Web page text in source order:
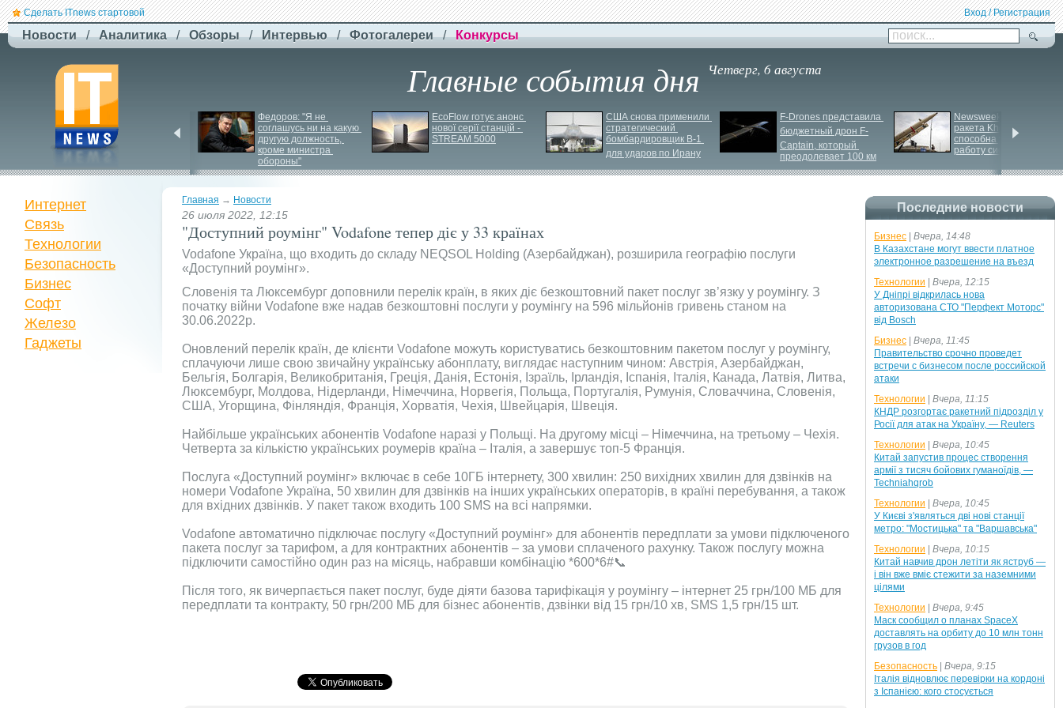
Сделать ITnews стартовой Вход / Регистрация
Новости / Аналитика / Обзоры / Интервью / Фотогалереи / Конкурсы поиск...
Главные события дня Четверг, 6 августа
платною через високі
витрати на роботу ІІ
Федоров: "Я не
соглашусь ни на какую
другую должность,
кроме министра
обороны"
EcoFlow готує анонс
нової серії станцій -
STREAM 5000
США снова применили
стратегический
бомбардировщик B-1
для ударов по Ирану
F-Drones представила
бюджетный дрон F-
Сaptain, который
преодолевает 100 км
Newsweek: Иранская
ракета Kheibar Shekan
способна усложнить
работу систем ПРО
Главная → Новости
26 июля 2022, 12:15
"Доступний роумінг" Vodafone тепер діє у 33 країнах
Vodafone Україна, що входить до складу NEQSOL Holding (Азербайджан), розширила географію послуги
«Доступний роумінг».
Словенія та Люксембург доповнили перелік країн, в яких діє безкоштовний пакет послуг зв’язку у роумінгу. З
початку війни Vodafone вже надав безкоштовні послуги у роумінгу на 596 мільйонів гривень станом на
30.06.2022р.
Оновлений перелік країн, де клієнти Vodafone можуть користуватись безкоштовним пакетом послуг у роумінгу,
сплачуючи лише свою звичайну українську абонплату, виглядає наступним чином: Австрія, Азербайджан,
Бельгія, Болгарія, Великобританія, Греція, Данія, Естонія, Ізраїль, Ірландія, Іспанія, Італія, Канада, Латвія, Литва,
Люксембург, Молдова, Нідерланди, Німеччина, Норвегія, Польща, Португалія, Румунія, Словаччина, Словенія,
США, Угорщина, Фінляндія, Франція, Хорватія, Чехія, Швейцарія, Швеція.
Найбільше українських абонентів Vodafone наразі у Польщі. На другому місці – Німеччина, на третьому – Чехія.
Четверта за кількістю українських роумерів країна – Італія, а завершує топ-5 Франція.
Послуга «Доступний роумінг» включає в себе 10ГБ інтернету, 300 хвилин: 250 вихідних хвилин для дзвінків на
номери Vodafone Україна, 50 хвилин для дзвінків на інших українських операторів, в країні перебування, а також
для вхідних дзвінків. У пакет також входить 100 SMS на всі напрямки.
Vodafone автоматично підключає послугу «Доступний роумінг» для абонентів передплати за умови підключеного
пакета послуг за тарифом, а для контрактних абонентів – за умови сплаченого рахунку. Також послугу можна
підключити самостійно один раз на місяць, набравши комбінацію *600*6#📞
Після того, як вичерпається пакет послуг, буде діяти базова тарифікація у роумінгу – інтернет 25 грн/100 МБ для
передплати та контракту, 50 грн/200 МБ для бізнес абонентів, дзвінки від 15 грн/10 хв, SMS 1,5 грн/15 шт.
Интернет
Связь
Технологии
Безопасность
Бизнес
Софт
Железо
Гаджеты
Последние новости
Бизнес
Вчера, 14:48
В Казахстане могут ввести платное
электронное разрешение на въезд
Технологии
Вчера, 12:15
У Дніпрі відкрилась нова
авторизована СТО "Перфект Моторс"
від Bosch
Бизнес
Вчера, 11:45
Правительство срочно проведет
встречи с бизнесом после российской
атаки
Технологии
Вчера, 11:15
КНДР розгортає ракетний підрозділ у
Росії для атак на Україну, — Reuters
Технологии
Вчера, 10:45
Китай запустив процес створення
армії з тисяч бойових гуманоїдів, —
Techniahqrob
Технологии
Вчера, 10:45
У Києві з'являться дві нові станції
метро: "Мостицька" та "Варшавська"
Технологии
Вчера, 10:15
Китай навчив дрон летіти як яструб —
і він вже вміє стежити за наземними
цілями
Технологии
Вчера, 9:45
Маск сообщил о планах SpaceX
доставлять на орбиту до 10 млн тонн
грузов в год
Безопасность
Вчера, 9:15
Італія відновлює перевірки на кордоні
з Іспанією: кого стосується